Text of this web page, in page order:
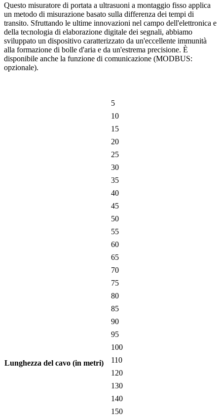
Questo misuratore di portata a ultrasuoni a montaggio fisso applica
un metodo di misurazione basato sulla differenza dei tempi di
transito. Sfruttando le ultime innovazioni nel campo dell'elettronica e
della tecnologia di elaborazione digitale dei segnali, abbiamo
sviluppato un dispositivo caratterizzato da un'eccellente immunità
alla formazione di bolle d'aria e da un'estrema precisione. È
disponibile anche la funzione di comunicazione (MODBUS:
opzionale).
Lunghezza del cavo (in metri)
5
10
15
20
25
30
35
40
45
50
55
60
65
70
75
80
85
90
95
100
110
120
130
140
150